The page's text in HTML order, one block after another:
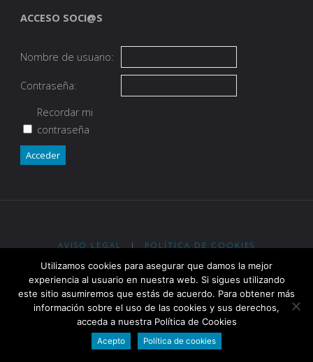
ACCESO SOCI@S
Nombre de usuario:
Contraseña:
Recordar mi
contraseña
Acceder
AVISO LEGAL | POLÍTICA DE COOKIES
Eypos Club de Tiro con Arco - R. G. Ent. Dep. Gobierno de La Rioja
nº 2-0913 - R. RFETA nº 2.400
Funciona conFluida&WordPress.
Utilizamos cookies para asegurar que damos la mejor
experiencia al usuario en nuestra web. Si sigues utilizando
este sitio asumiremos que estás de acuerdo. Para obtener más
información sobre el uso de las cookies y sus derechos,
acceda a nuestra Política de Cookies
Acepto Política de cookies